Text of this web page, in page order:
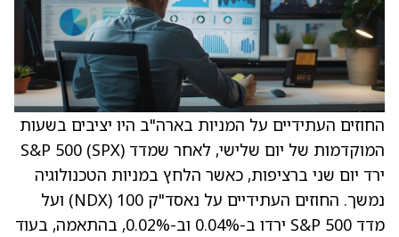
החוזים העתידיים על המניות בארה"ב היו יציבים בשעות
המוקדמות של יום שלישי, לאחר שמדד S&P 500 (SPX)
ירד יום שני ברציפות, כאשר הלחץ במניות הטכנולוגיה
נמשך. החוזים העתידיים על נאסד"ק 100 (NDX) ועל
מדד S&P 500 ירדו ב-0.04% וב-0.02%, בהתאמה, בעוד